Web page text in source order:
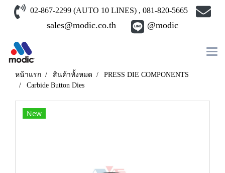
02-867-2299 (AUTO 10 LINES) , 081-820-5665
sales@modic.co.th @modic
หน้าแรก สินค้าทั้งหมด
PRESS DIE COMPONENTS
Carbide Button Dies
New